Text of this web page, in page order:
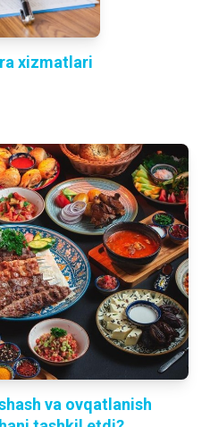
xizmatlari
va ovqatlanish